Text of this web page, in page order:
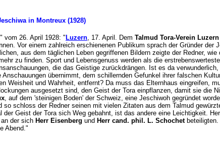
in Montreux (1928)
vom 26. April 1928: " Luzern, 17. April. Dem Talmud Tora-Verein Luzern
Vor einem zahlreich erschienenen Publikum sprach der Gründer der
aus dem täglichen Leben gegriffenen Bildern zeigte der Redner,
zu finden. Sport und Lebensgenuss werden als die
die das Geistige zurückdrängen. Ist es da
Anschauungen übernimmt, dem schillernden Gefunkel ihrer falschen
Weisheit und Wahrheit, entfernt? Da muss das Elternhaus eingreifen,
ausgesetzt sind, den Geist der Tora einpflanzen, damit sie die
, auf dem 'steinigen Boden' der Schweiz, eine Jeschiwoh gegründet
so schloss der Redner seinen mit vielen Zitaten aus dem Talmud
Geist der Tora sich Weg gebahnt, ist das andere eine Leichtigkeit.
der sich Herr Eisenberg und Herr cand. phil. L. Schochetbeteiligten.
Abend."